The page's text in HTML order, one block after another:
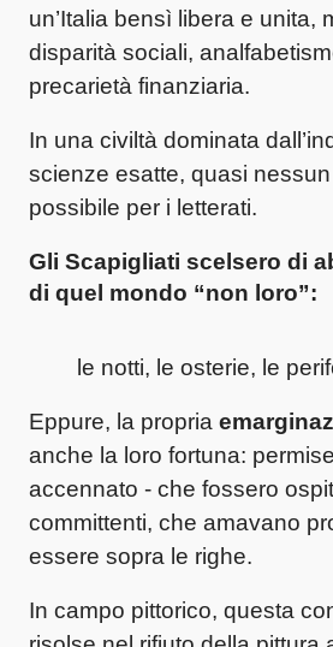
un’Italia bensì libera e unita,
disparità sociali,
precarietà finanziaria.
In una civiltà dominata
scienze esatte, quasi
possibile per i letterati.
Gli Scapigliati scelsero di
di quel mondo “non loro”:
le notti, le osterie, le
Eppure, la propria
anche la loro fortuna:
accennato - che fossero
committenti, che amavano
essere sopra le righe.
In campo pittorico, questa